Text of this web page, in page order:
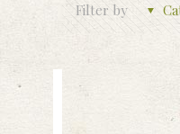
Filter by